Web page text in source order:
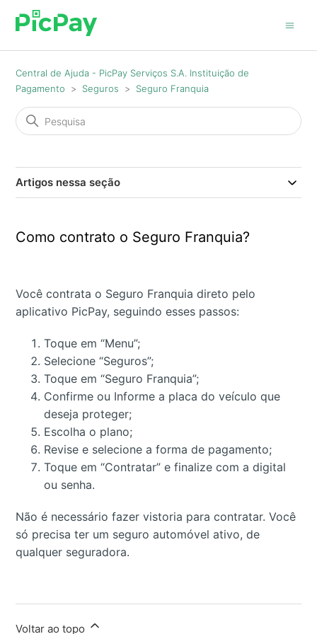
Central de Ajuda - PicPay Serviços S.A. Instituição de
Pagamento
Seguros Seguro Franquia
Artigos nessa seção
Como contrato o Seguro Franquia?
Você contrata o Seguro Franquia direto pelo
aplicativo PicPay, seguindo esses passos:
Toque em “Menu”;
Selecione “Seguros”;
Toque em “Seguro Franquia”;
Confirme ou Informe a placa do veículo que
deseja proteger;
Escolha o plano;
Revise e selecione a forma de pagamento;
Toque em “Contratar” e finalize com a digital
ou senha.
Não é necessário fazer vistoria para contratar. Você
só precisa ter um seguro automóvel ativo, de
qualquer seguradora.
Voltar ao topo